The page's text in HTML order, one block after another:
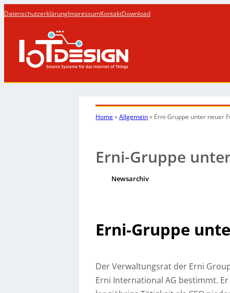
DatenschutzerklärungImpressumKontaktDownload
Home»Allgemein» Erni-Gruppe unter neuer
Erni-Gruppe
Newsarchiv
Erni-Gruppe
Der Verwaltungsrat der Erni
Erni International AG bestimmt.